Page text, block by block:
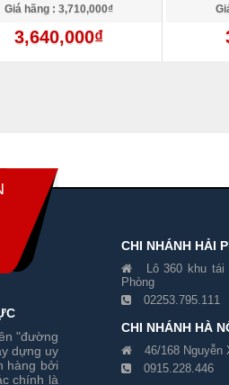
Giá hãng : 3,710,000₫
3,640,000₫
"đường
dựng uy
hàng bởi
chính là
CHI NHÁNH HẢI
Lô 360 khu
Phòng
02253.795.111
CHI NHÁNH HÀ
46/168 Nguyễn
0915.228.446